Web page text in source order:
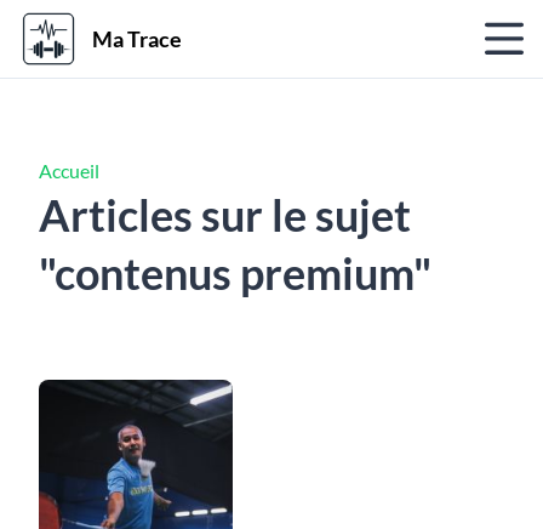
Ma Trace
Accueil
Articles sur le sujet
"contenus premium"